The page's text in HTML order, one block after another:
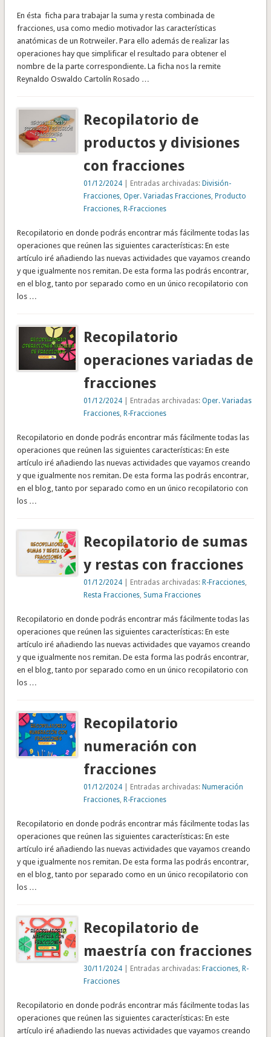
En ésta ficha para trabajar la suma y resta combinada de
fracciones, usa como medio motivador las características
anatómicas de un Rotrweiler. Para ello además de realizar las
operaciones hay que simplificar el resultado para obtener el
nombre de la parte correspondiente. La ficha nos la remite
Reynaldo Oswaldo Cartolín Rosado …
Recopilatorio de
productos y divisiones
con fracciones
01/12/2024 | Entradas archivadas:División-
Fracciones ,Oper. Variadas Fracciones ,Producto
Fracciones ,R-Fracciones
Recopilatorio en donde podrás encontrar más fácilmente todas las
operaciones que reúnen las siguientes características: En este
artículo iré añadiendo las nuevas actividades que vayamos creando
y que igualmente nos remitan. De esta forma las podrás encontrar,
en el blog, tanto por separado como en un único recopilatorio con
los …
Recopilatorio
operaciones variadas de
fracciones
01/12/2024 | Entradas archivadas:Oper. Variadas
Fracciones ,R-Fracciones
Recopilatorio en donde podrás encontrar más fácilmente todas las
operaciones que reúnen las siguientes características: En este
artículo iré añadiendo las nuevas actividades que vayamos creando
y que igualmente nos remitan. De esta forma las podrás encontrar,
en el blog, tanto por separado como en un único recopilatorio con
los …
Recopilatorio de sumas
y restas con fracciones
01/12/2024 | Entradas archivadas:R-Fracciones
Resta Fracciones Suma Fracciones
Recopilatorio en donde podrás encontrar más fácilmente todas las
operaciones que reúnen las siguientes características: En este
artículo iré añadiendo las nuevas actividades que vayamos creando
y que igualmente nos remitan. De esta forma las podrás encontrar,
en el blog, tanto por separado como en un único recopilatorio con
los …
Recopilatorio
numeración con
fracciones
01/12/2024 | Entradas archivadas:Numeración
Fracciones ,R-Fracciones
Recopilatorio en donde podrás encontrar más fácilmente todas las
operaciones que reúnen las siguientes características: En este
artículo iré añadiendo las nuevas actividades que vayamos creando
y que igualmente nos remitan. De esta forma las podrás encontrar,
en el blog, tanto por separado como en un único recopilatorio con
los …
Recopilatorio de
maestría con fracciones
30/11/2024 | Entradas archivadas:Fracciones ,R-
Fracciones
Recopilatorio en donde podrás encontrar más fácilmente todas las
operaciones que reúnen las siguientes características: En este
artículo iré añadiendo las nuevas actividades que vayamos creando